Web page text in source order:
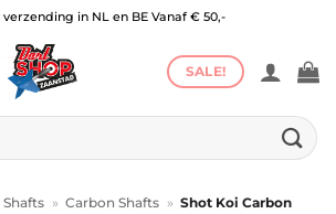
in NL en BE Vanaf € 50,-
SALE!
Shafts » Carbon Shafts » Shot Koi Carbon